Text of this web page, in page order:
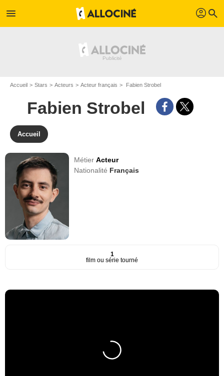
menu profil search
Accueil Stars Acteurs Acteur français Fabien Strobel
Fabien Strobel
Accueil
MétierActeur
Nationalité Français
1
film ou série tourné